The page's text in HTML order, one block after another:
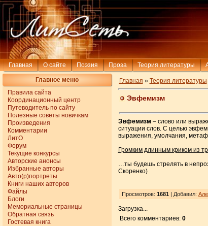
Главная О сайте Поэзия Проза Теория литературы
Главное меню
Правила сайта
Координационный центр
Путеводитель по сайту
Полезные советы новичкам
Произведения
Комментарии
ЛитО
Форум
Текущие конкурсы
Авторские анонсы
Избранные авторы
Авто(р)портреты
Книги наших авторов
Файлы
Блоги
Мемориальные страницы
Обратная связь
Гостевая книга
Главная » Теория литературы
Эвфемизм
Эвфемизм – слово или
ситуации слов. С целью
выражения, умолчания,
Громким длинным криком из
…ты будешь стрелять в
Скоренко)
Просмотров: 1681| Добавил:
Загрузка...
Всего комментариев: 0